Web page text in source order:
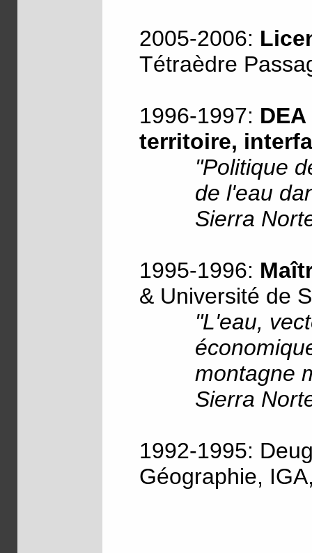
2005-2006:
Tétraèdre
1996-1997:
territoire,
"Politique
de l'eau
Sierra
1995-1996:
& Université de
"L'eau,
montagne
Sierra
1992-1995:
Géographie,